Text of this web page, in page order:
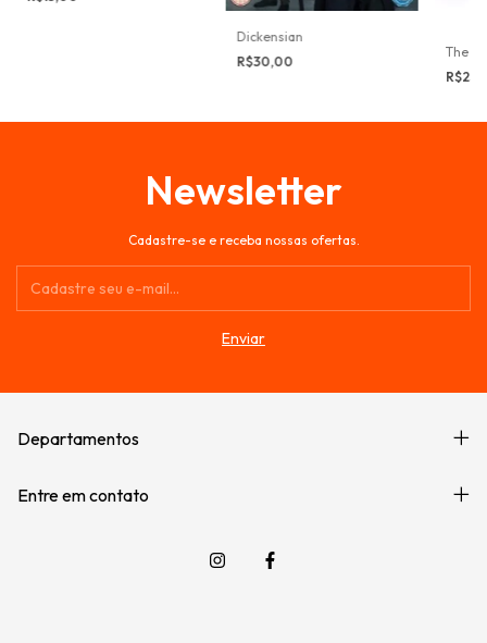
Dickensian
R$30,00
The
Newsletter
Cadastre-se e receba nossas ofertas.
Departamentos
Entre em contato